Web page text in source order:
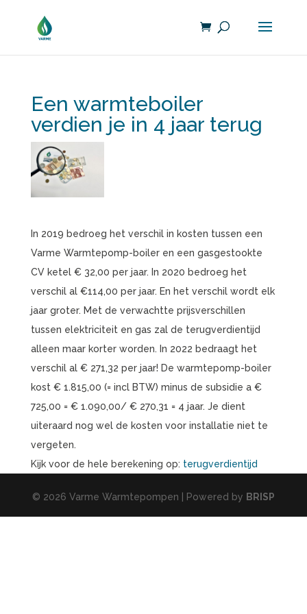
Een warmteboiler
verdien je in 4 jaar terug
In 2019 bedroeg het verschil in kosten tussen een
Varme Warmtepomp-boiler en een gasgestookte
CV ketel € 32,00 per jaar. In 2020 bedroeg het
verschil al €114,00 per jaar. En het verschil wordt elk
jaar groter. Met de verwachtte prijsverschillen
tussen elektriciteit en gas zal de terugverdientijd
alleen maar korter worden. In 2022 bedraagt het
verschil al € 271,32 per jaar! De warmtepomp-boiler
kost € 1.815,00 (= incl BTW) minus de subsidie a €
725,00 = € 1.090,00/ € 270,31 = 4 jaar. Je dient
uiteraard nog wel de kosten voor installatie niet te
vergeten.
Kijk voor de hele berekening op: terugverdientijd
© 2026 Varme Warmtepompen | Powered by BRISP